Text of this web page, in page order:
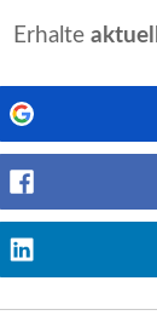
Jobs in
Erhalte